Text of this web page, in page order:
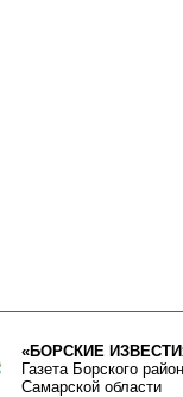
«БОРСКИЕ
Газета Борского
Самарской области